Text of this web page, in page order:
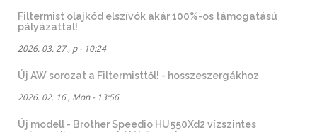
Filtermist olajköd elszívók akár 100%-os támogatású
pályázattal!
2026. 03. 27., p - 10:24
Új AW sorozat a Filtermisttől! - hosszeszergákhoz
2026. 02. 16., Mon - 13:56
Új modell - Brother Speedio HU550Xd2 vízszintes